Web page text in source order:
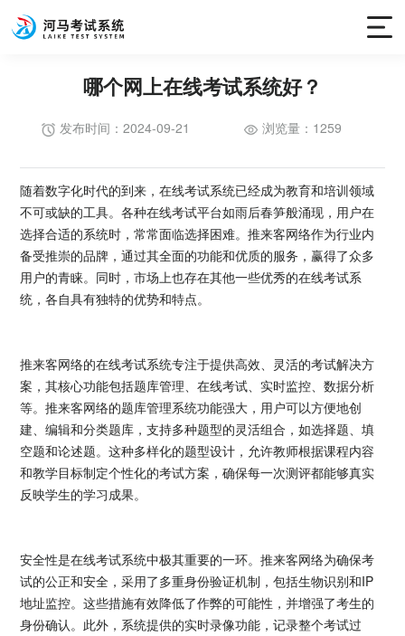
哪个网上在线考试系统好？
发布时间：2024-09-21 浏览量：1259
随着数字化时代的到来，在线考试系统已经成为教育和培训领域
不可或缺的工具。各种在线考试平台如雨后春笋般涌现，用户在
选择合适的系统时，常常面临选择困难。推来客网络作为行业内
备受推崇的品牌，通过其全面的功能和优质的服务，赢得了众多
用户的青睐。同时，市场上也存在其他一些优秀的在线考试系
统，各自具有独特的优势和特点。
推来客网络的在线考试系统专注于提供高效、灵活的考试解决方
案，其核心功能包括题库管理、在线考试、实时监控、数据分析
等。推来客网络的题库管理系统功能强大，用户可以方便地创
建、编辑和分类题库，支持多种题型的灵活组合，如选择题、填
空题和论述题。这种多样化的题型设计，允许教师根据课程内容
和教学目标制定个性化的考试方案，确保每一次测评都能够真实
反映学生的学习成果。
安全性是在线考试系统中极其重要的一环。推来客网络为确保考
试的公正和安全，采用了多重身份验证机制，包括生物识别和IP
地址监控。这些措施有效降低了作弊的可能性，并增强了考生的
身份确认。此外，系统提供的实时录像功能，记录整个考试过